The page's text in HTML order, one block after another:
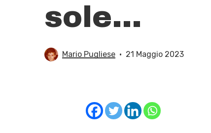
sole…
Mario Pugliese 21 Maggio 2023